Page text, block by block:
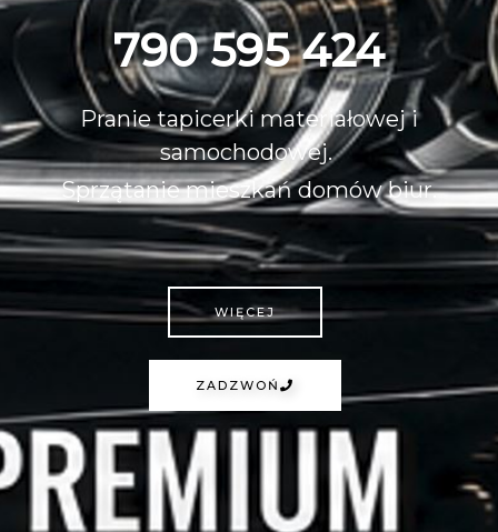
790 595 424
Pranie tapicerki materiałowej i
samochodowej.
Sprzątanie mieszkań domów biur.
WIĘCEJ
ZADZWOŃ